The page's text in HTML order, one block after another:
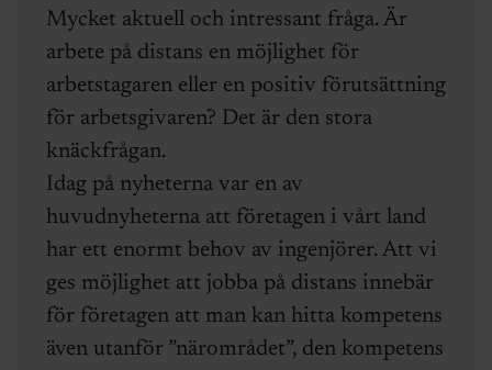
Mycket aktuell och intressant fråga. Är
arbete på distans en möjlighet för
arbetstagaren eller en positiv förutsättning
för arbetsgivaren? Det är den stora
knäckfrågan.
Idag på nyheterna var en av
huvudnyheterna att företagen i vårt land
har ett enormt behov av ingenjörer. Att vi
ges möjlighet att jobba på distans innebär
för företagen att man kan hitta kompetens
även utanför ”närområdet”, den kompetens